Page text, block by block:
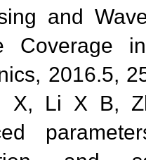
and
Coverage
2016.5,
Li X B,